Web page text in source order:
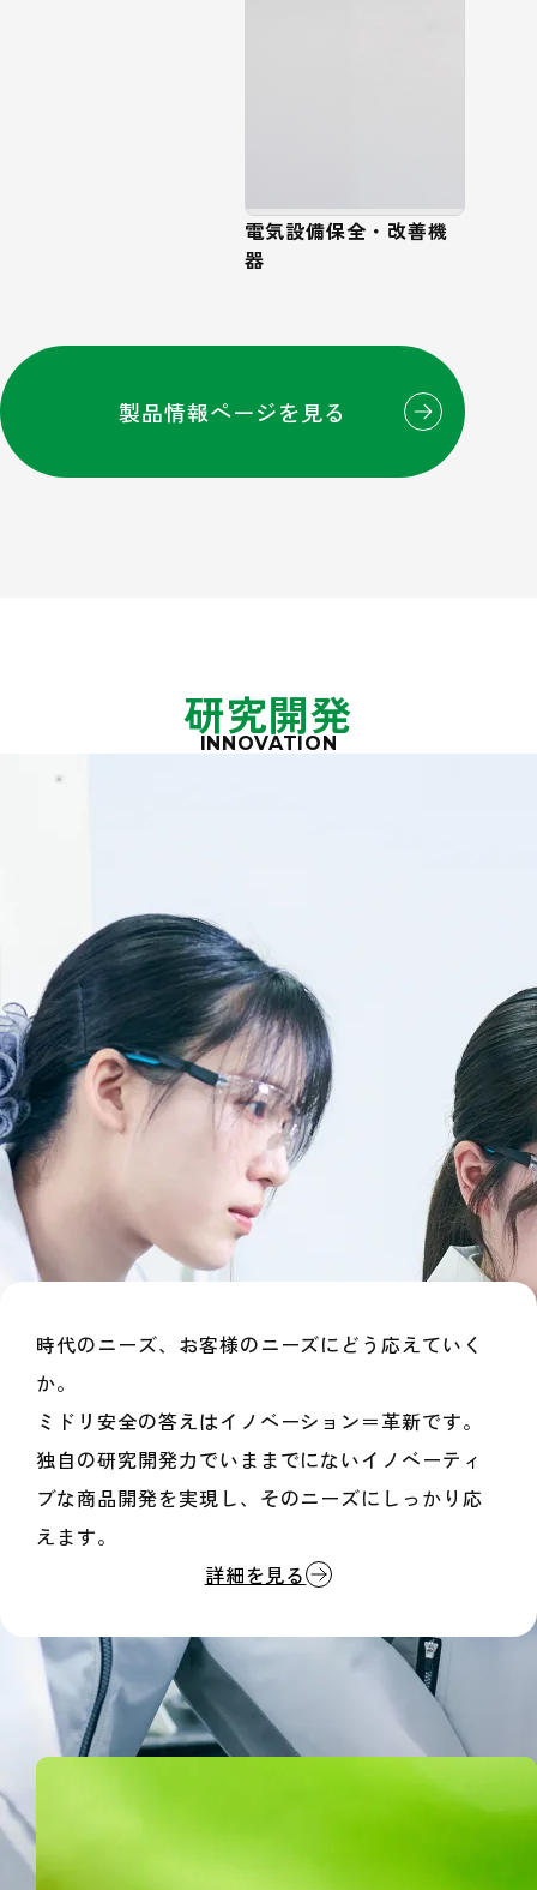
電気設備保全・改善機
器
製品情報ページを見る
研究開発
INNOVATION
時代のニーズ、お客様のニーズにどう応えていく
か。
ミドリ安全の答えはイノベーション＝革新です。
独自の研究開発力でいままでにないイノベーティ
ブな商品開発を実現し、 そのニーズにしっかり応
えます。
詳細を見る